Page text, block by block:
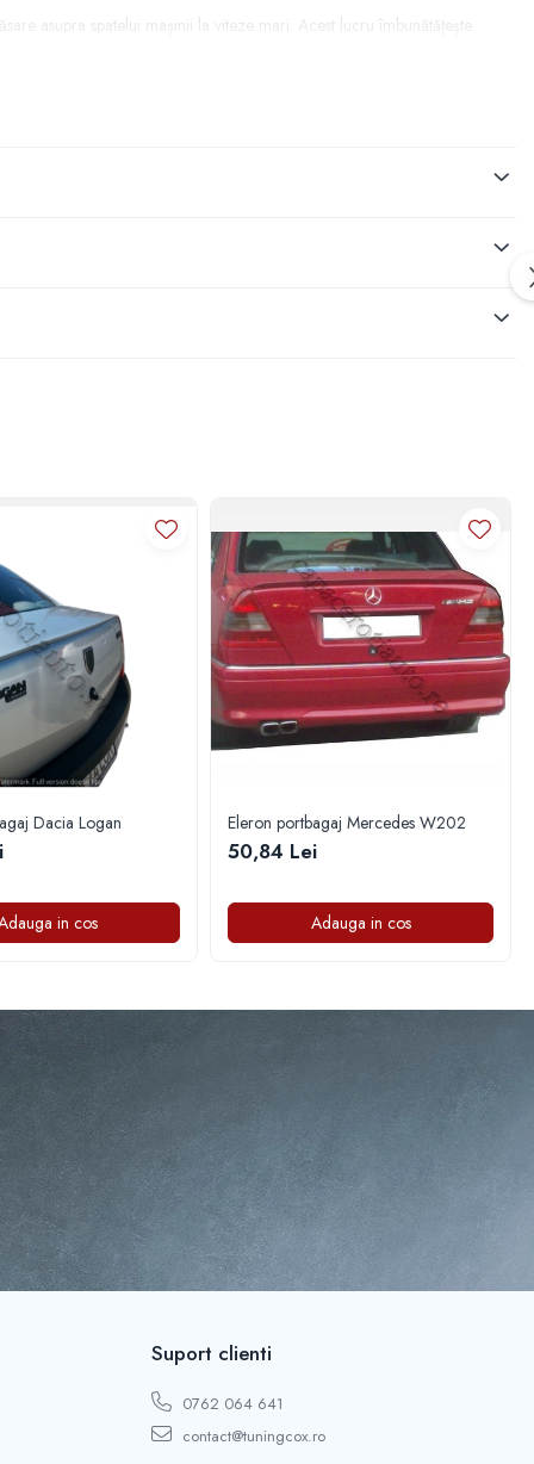
asupra spatelui mașinii la viteze mari. Acest lucru îmbunătățește
Dacia Logan
in cos
Eleron portbagaj Mercedes W202
50,84 Lei
Adauga in cos
Suport clienti
0762 064 641
contact@tuningcox.ro